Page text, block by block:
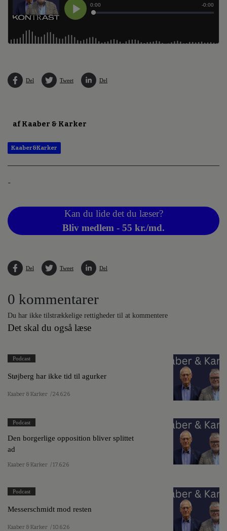
Del Tweet Del
af Kaaber & Karker
Kaaber&Karker
-
Kan du lide det du læser?
Bliv medlem - 55 kr./md.
Del Tweet Del
0 kommentarer
Du har ikke tilstrækkelige rettigheder til at kommentere
Det skal du også læse
Podcast
Støjberg har ikke tid til agurker
Kaaber & Karker / 24.6.26
Podcast
Den borgerlige opposition bliver splittet
ad
Kaaber & Karker / 17.6.26
Podcast
Messerschmidt mod resten
Kaaber & Karker / 10.6.26